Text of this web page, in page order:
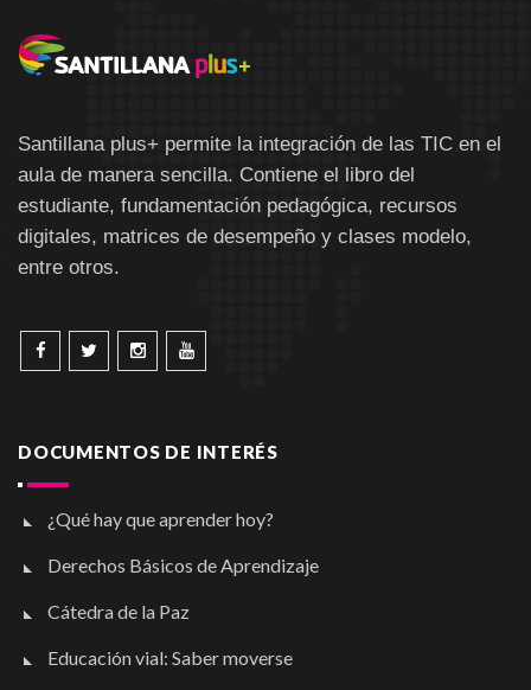
Santillana plus+ permite la integración de las TIC en el
aula de manera sencilla. Contiene el libro del
estudiante, fundamentación pedagógica, recursos
digitales, matrices de desempeño y clases modelo,
entre otros.
DOCUMENTOS DE INTERÉS
¿Qué hay que aprender hoy?
Derechos Básicos de Aprendizaje
Cátedra de la Paz
Educación vial: Saber moverse